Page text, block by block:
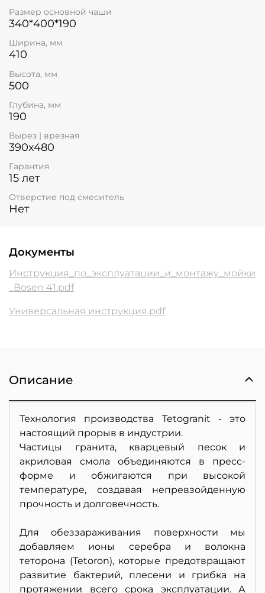
Размер основной чаши
340*400*190
Ширина, мм
410
Высота, мм
500
Глубина, мм
190
Вырез | врезная
390x480
Гарантия
15 лет
Отверстие под смеситель
Нет
Документы
Инструкция_по_эксплуатации_и_монтажу_мойки
_Bosen 41.pdf
Универсальная инструкция.pdf
Описание
Технология производства Tetogranit - это
настоящий прорыв в индустрии.
Частицы гранита, кварцевый песок и
акриловая смола объединяются в пресс-
форме и обжигаются при высокой
температуре, создавая непревзойденную
прочность и долговечность.
Для обеззараживания поверхности мы
добавляем ионы серебра и волокна
теторона (Tetoron), которые предотвращают
развитие бактерий, плесени и грибка на
протяжении всего срока эксплуатации. А